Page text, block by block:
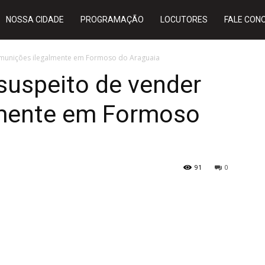
NOSSA CIDADE PROGRAMAÇÃO LOCUTORES FALE
ilegalmente em Formoso do Araguaia
de vender
em Formoso
0
91